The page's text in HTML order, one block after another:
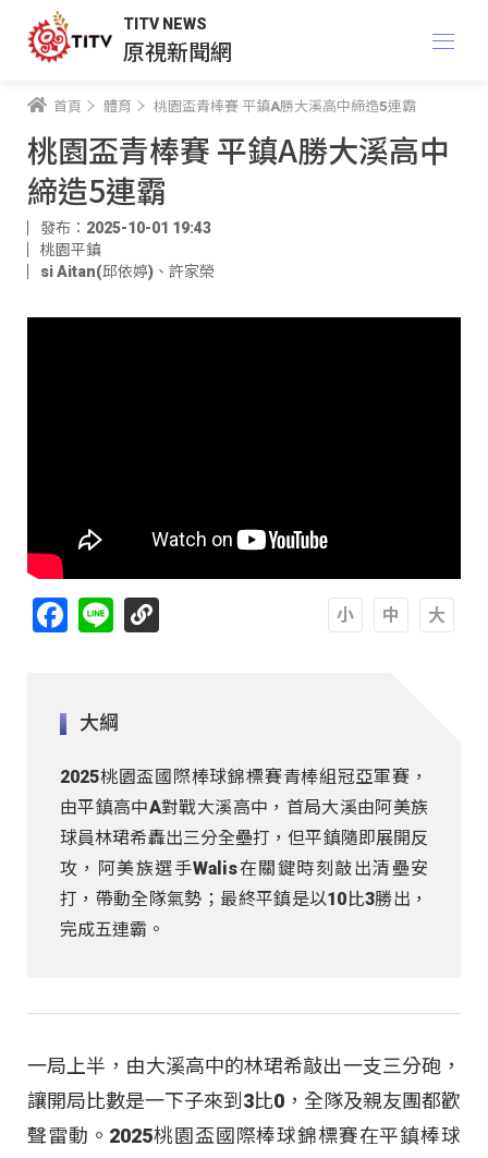
TITV NEWS
原視新聞網
首頁 體育 桃園盃青棒賽 平鎮A勝大溪高中締造5連霸
桃園盃青棒賽 平鎮A勝大溪高中
締造5連霸
發布：2025-10-01 19:43
桃園平鎮
si Aitan(邱依婷) 、 許家榮
Facebook
Line
大綱
2025桃園盃國際棒球錦標賽青棒組冠亞軍賽，
由平鎮高中A對戰大溪高中，首局大溪由阿美族
球員林珺希轟出三分全壘打，但平鎮隨即展開反
攻，阿美族選手Walis在關鍵時刻敲出清壘安
打，帶動全隊氣勢；最終平鎮是以10比3勝出，
完成五連霸。
一局上半，由大溪高中的林珺希敲出一支三分砲，
讓開局比數是一下子來到3比0，全隊及親友團都歡
聲雷動。2025桃園盃國際棒球錦標賽在平鎮棒球